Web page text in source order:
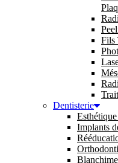
Fils
Dentisterie
Implants